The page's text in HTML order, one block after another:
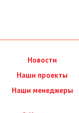
Новости
Наши проекты
Наши менеджеры